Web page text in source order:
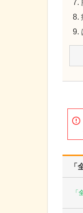
「